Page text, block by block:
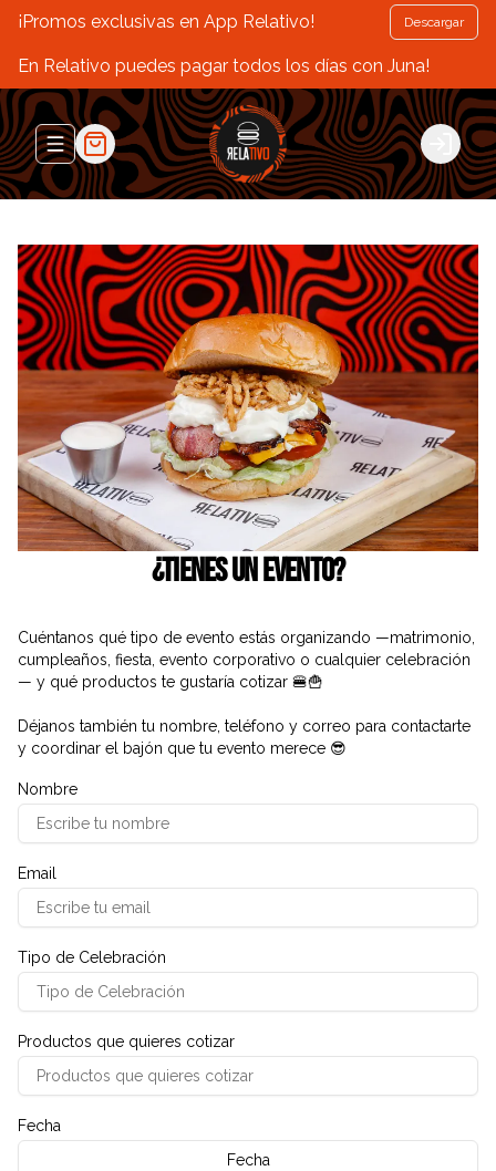
¡Promos exclusivas en App Relativo! Descargar
En Relativo puedes pagar todos los días con Juna!
Abrir menu de navegación Login
¿Tienes un Evento?
Cuéntanos qué tipo de evento estás organizando —matrimonio,
cumpleaños, fiesta, evento corporativo o cualquier celebración
— y qué productos te gustaría cotizar 🍔🍟
Déjanos también tu nombre, teléfono y correo para contactarte
y coordinar el bajón que tu evento merece 😎
Nombre
Email
Tipo de Celebración
Productos que quieres cotizar
Fecha
Fecha